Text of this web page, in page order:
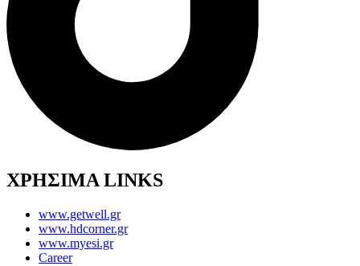
ΧΡΗΣΙΜΑ LINKS
www.getwell.gr
www.hdcorner.gr
www.myesi.gr
Career